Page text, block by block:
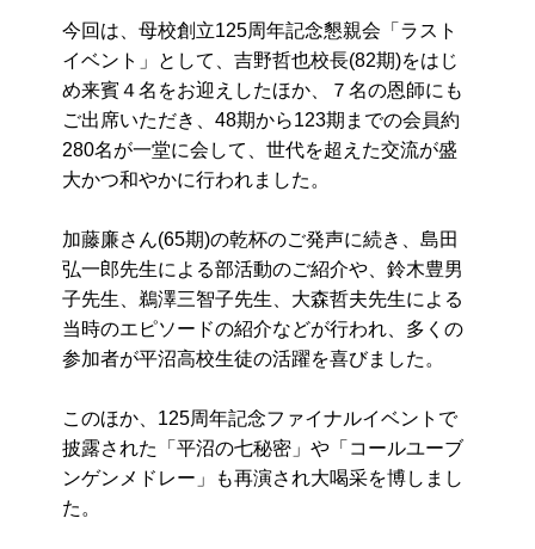
今回は、母校創立125周年記念懇親会「ラスト
イベント」として、吉野哲也校長(82期)をはじ
め来賓４名をお迎えしたほか、７名の恩師にも
ご出席いただき、48期から123期までの会員約
280名が一堂に会して、世代を超えた交流が盛
大かつ和やかに行われました。
加藤廉さん(65期)の乾杯のご発声に続き、島田
弘一郎先生による部活動のご紹介や、鈴木豊男
子先生、鵜澤三智子先生、大森哲夫先生による
当時のエピソードの紹介などが行われ、多くの
参加者が平沼高校生徒の活躍を喜びました。
このほか、125周年記念ファイナルイベントで
披露された「平沼の七秘密」や「コールユーブ
ンゲンメドレー」も再演され大喝采を博しまし
た。